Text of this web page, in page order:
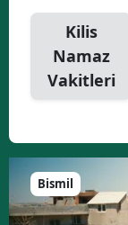
Kilis
Namaz
Vakitleri
Bismil